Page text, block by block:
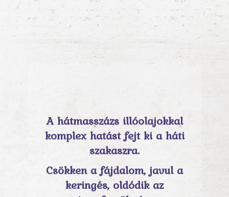
A hátmasszázs illóolajokkal
komplex hatást fejt ki a háti
szakaszra.
Csökken a fájdalom, javul a
keringés, oldódik az